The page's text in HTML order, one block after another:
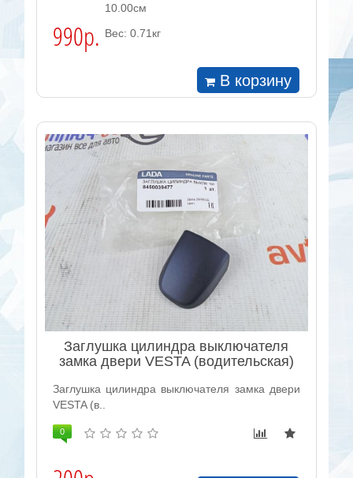
990р.
10.00см
Вес: 0.71кг
В корзину
Заглушка цилиндра выключателя
замка двери VESTA (водительская)
Заглушка цилиндра выключателя замка двери
VESTA (в..
0